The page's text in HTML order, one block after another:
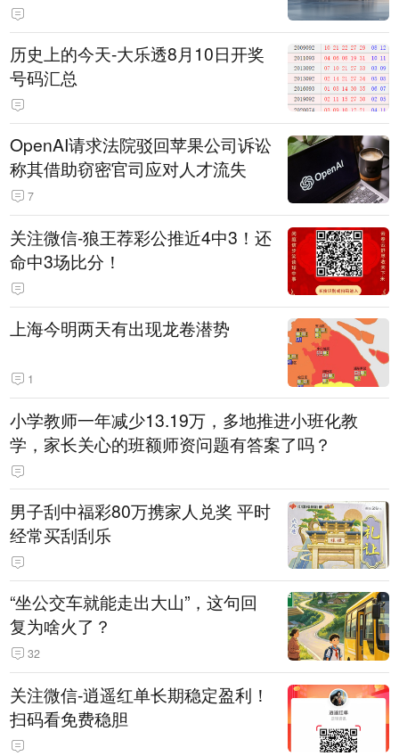
历史上的今天-大乐透8月10日开奖
号码汇总
OpenAI请求法院驳回苹果公司诉讼
称其借助窃密官司应对人才流失
7
关注微信-狼王荐彩公推近4中3！还
命中3场比分！
上海今明两天有出现龙卷潜势
1
小学教师一年减少13.19万，多地推进小班化教
学，家长关心的班额师资问题有答案了吗？
男子刮中福彩80万携家人兑奖 平时
经常买刮刮乐
“坐公交车就能走出大山”，这句回
复为啥火了？
32
关注微信-逍遥红单长期稳定盈利！
扫码看免费稳胆